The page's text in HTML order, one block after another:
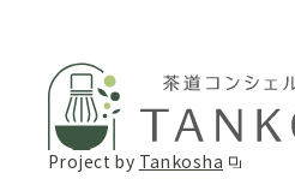
Project by Tankosha